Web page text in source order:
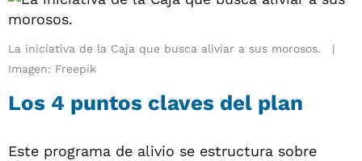
La iniciativa de la Caja que busca aliviar a sus morosos.
Imagen: Freepik
Los 4 puntos claves del plan
Este programa de alivio se estructura sobre